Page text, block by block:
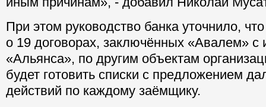
При этом руководство банка уточнило,
о 19 договорах, заключённых «Авалем» с
«Альянса», по другим объектам
будет готовить списки с предложением
действий по каждому заёмщику.